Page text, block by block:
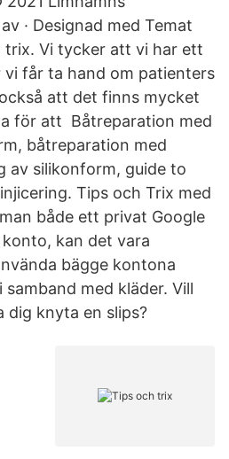
· Designad med Temat
trix. Vi tycker att vi har ett
får ta hand om patienters
att det finns mycket
för att Båtreparation med
båtreparation med
av silikonform, guide to
Tips och Trix med
både ett privat Google
kan det vara
bägge kontona
med kläder. Vill
dig knyta en slips?